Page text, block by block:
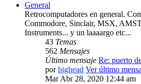
General
Retrocomputadores en general.
Commodore, Sinclair, MSX,
Instruments... y un laaaargo etc...
43 Temas
562 Mensajes
Último mensaje Re: puerto
porbighead Ver último
Mar Abr 28, 2020 12:44 am